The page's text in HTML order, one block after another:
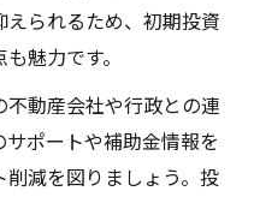
られるため、初期投資
魅力です。
動産会社や行政との連
ポートや補助金情報を
減を図りましょう。投